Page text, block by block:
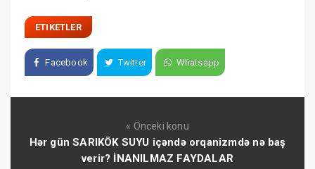
ETIKETLER
Facebook Twitter Whatsapp
« Önceki konu
Hər gün SARIKÖK SUYU içəndə orqanizmdə nə baş
verir? İNANILMAZ FAYDALAR